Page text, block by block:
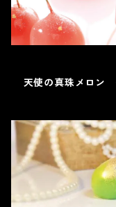
天使の真珠メロン